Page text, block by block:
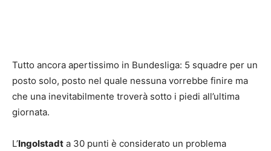
Tutto ancora apertissimo in Bundesliga: 5 squadre per un
posto solo, posto nel quale nessuna vorrebbe finire ma
che una inevitabilmente troverà sotto i piedi all’ultima
giornata.
L’Ingolstadt a 30 punti è considerato un problema